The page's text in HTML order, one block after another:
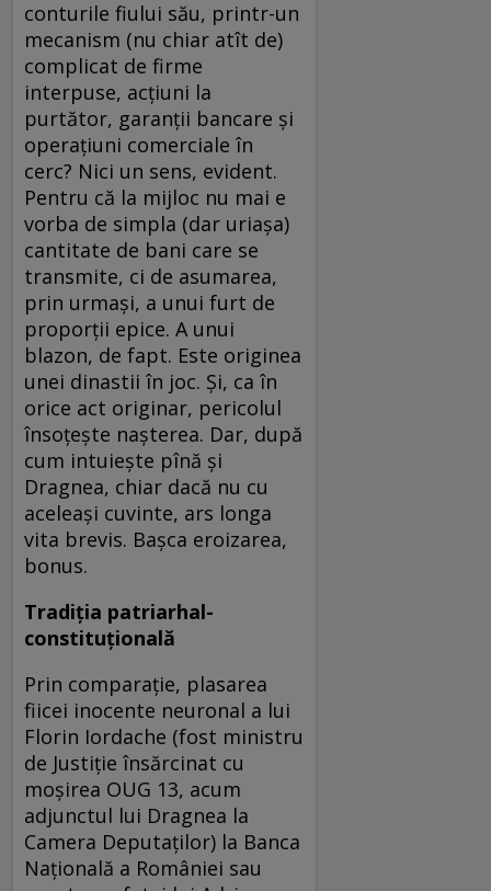
conturile fiului său, printr-un
mecanism (nu chiar atît de)
complicat de firme
interpuse, acțiuni la
purtător, garanții bancare și
operațiuni comerciale în
cerc? Nici un sens, evident.
Pentru că la mijloc nu mai e
vorba de simpla (dar uriașa)
cantitate de bani care se
transmite, ci de asumarea,
prin urmași, a unui furt de
proporții epice. A unui
blazon, de fapt. Este originea
unei dinastii în joc. Și, ca în
orice act originar, pericolul
însoțește nașterea. Dar, după
cum intuiește pînă și
Dragnea, chiar dacă nu cu
aceleași cuvinte, ars longa
vita brevis. Bașca eroizarea,
bonus.
Tradiția patriarhal-
constituțională
Prin comparație, plasarea
fiicei inocente neuronal a lui
Florin Iordache (fost ministru
de Justiție însărcinat cu
moșirea OUG 13, acum
adjunctul lui Dragnea la
Camera Deputaților) la Banca
Națională a României sau